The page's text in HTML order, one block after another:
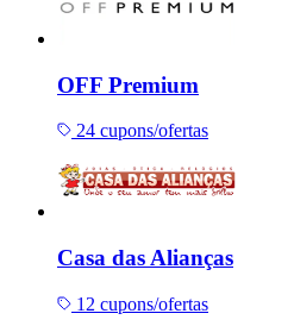
OFF Premium
24 cupons/ofertas
Casa das Alianças
12 cupons/ofertas